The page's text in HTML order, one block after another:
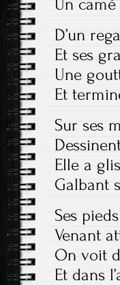
Un
D’un
Et ses
Une
Et
Sur ses
Elle a
Galbant
Ses
Venant
On voit
Et dans